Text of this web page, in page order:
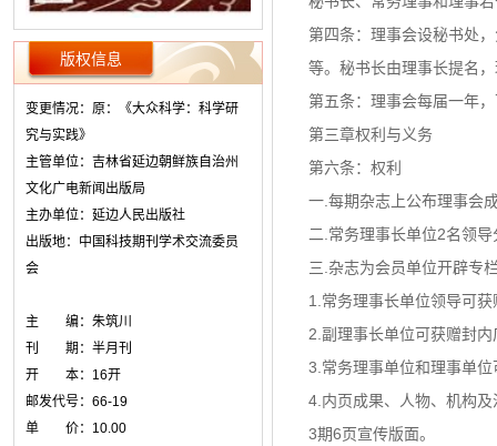
版权信息
变更情况：原：《大众科学：科学研
究与实践》
主管单位：吉林省延边朝鲜族自治州
文化广电新闻出版局
主办单位：延边人民出版社
出版地：中国科技期刊学术交流委员
会
主 编：朱筑川
刊 期：半月刊
开 本：16开
邮发代号：66-19
单 价：10.00
第四条：理事会设秘书处
等。秘书长由理事长提名
第五条：理事会每届一年
第三章权利与义务
第六条：权利
一.每期杂志上公布理事会
二.常务理事长单位2名领
三.杂志为会员单位开辟专
1.常务理事长单位领导可
2.副理事长单位可获赠封
3.常务理事单位和理事单
4.内页成果、人物、机构
3期6页宣传版面。